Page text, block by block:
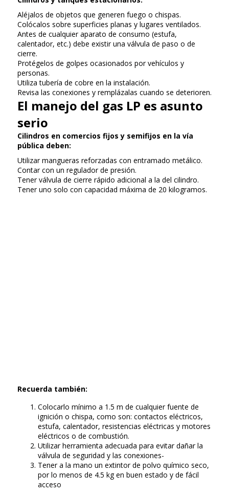
Aléjalos de objetos que generen fuego o chispas.
Colócalos sobre superficies planas y lugares ventilados.
Antes de cualquier aparato de consumo (estufa,
calentador, etc.) debe existir una válvula de paso o de
cierre.
Protégelos de golpes ocasionados por vehículos y
personas.
Utiliza tubería de cobre en la instalación.
Revisa las conexiones y remplázalas cuando se deterioren.
El manejo del gas LP es asunto
serio
Cilindros en comercios fijos y semifijos en la vía
pública deben:
Utilizar mangueras reforzadas con entramado metálico.
Contar con un regulador de presión.
Tener válvula de cierre rápido adicional a la del cilindro.
Tener uno solo con capacidad máxima de 20 kilogramos.
Recuerda también:
Colocarlo mínimo a 1.5 m de cualquier fuente de
ignición o chispa, como son: contactos eléctricos,
estufa, calentador, resistencias eléctricas y motores
eléctricos o de combustión.
Utilizar herramienta adecuada para evitar dañar la
válvula de seguridad y las conexiones-
Tener a la mano un extintor de polvo químico seco,
por lo menos de 4.5 kg en buen estado y de fácil
acceso